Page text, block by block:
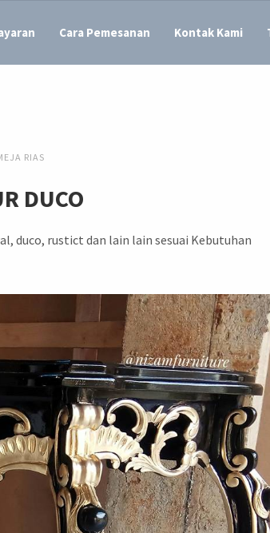
Cara Pemesanan Kontak Kami
RIAS
DUCO
duco, rustict dan lain lain sesuai Kebutuhan